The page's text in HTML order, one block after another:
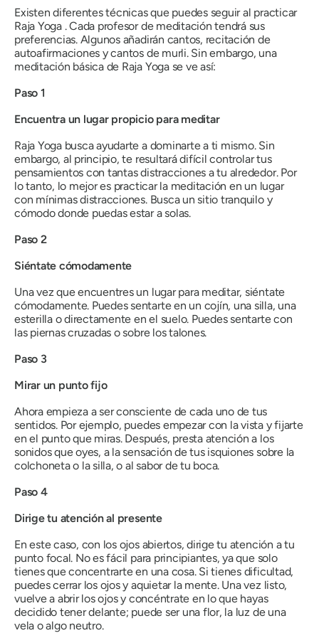
Existen diferentes técnicas que puedes seguir al practicar
Raja Yoga. Cada profesor de meditación tendrá sus
preferencias. Algunos añadirán cantos, recitación de
autoafirmaciones y cantos de murli. Sin embargo, una
meditación básica de Raja Yogase ve así:
Paso 1
Encuentra un lugar propicio para meditar
Raja Yogabusca ayudarte a dominarte a ti mismo. Sin
embargo, al principio, te resultará difícil controlar tus
pensamientos con tantas distracciones a tu alrededor. Por
lo tanto, lo mejor es practicar la meditación en un lugar
con mínimas distracciones. Busca un sitio tranquilo y
cómodo donde puedas estar a solas.
Paso 2
Siéntate cómodamente
Una vez que encuentres un lugar para meditar, siéntate
cómodamente. Puedes sentarte en un cojín, una silla, una
esterilla o directamente en el suelo. Puedes sentarte con
las piernas cruzadas o sobre los talones.
Paso 3
Mirar un punto fijo
Ahora empieza a ser consciente de cada uno de tus
sentidos. Por ejemplo, puedes empezar con la vista y fijarte
en el punto que miras. Después, presta atención a los
sonidos que oyes, a la sensación de tus isquiones sobre la
colchoneta o la silla, o al sabor de tu boca.
Paso 4
Dirige tu atención al presente
En este caso, con los ojos abiertos, dirige tu atención a tu
punto focal. No es fácil para principiantes, ya que solo
tienes que concentrarte en una cosa. Si tienes dificultad,
puedes cerrar los ojos y aquietar la mente. Una vez listo,
vuelve a abrir los ojos y concéntrate en lo que hayas
decidido tener delante; puede ser una flor, la luz de una
vela o algo neutro.